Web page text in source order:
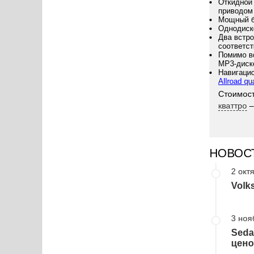
приводом
Мощный
Два
Помимо
MP3-
Allroad
кваттро
2
3